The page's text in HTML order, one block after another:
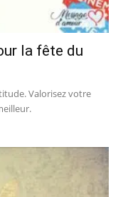
la fête du
Valorisez votre